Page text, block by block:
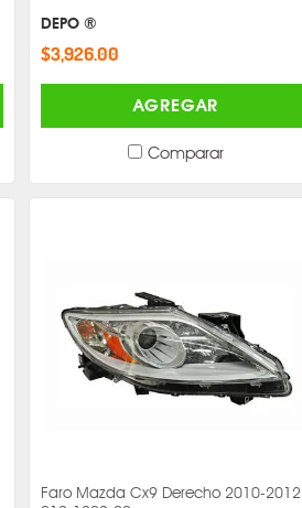
DEPO ®
$3,926.00
AGREGAR
Comparar
Faro Mazda Cx9 Derecho 2010-2012